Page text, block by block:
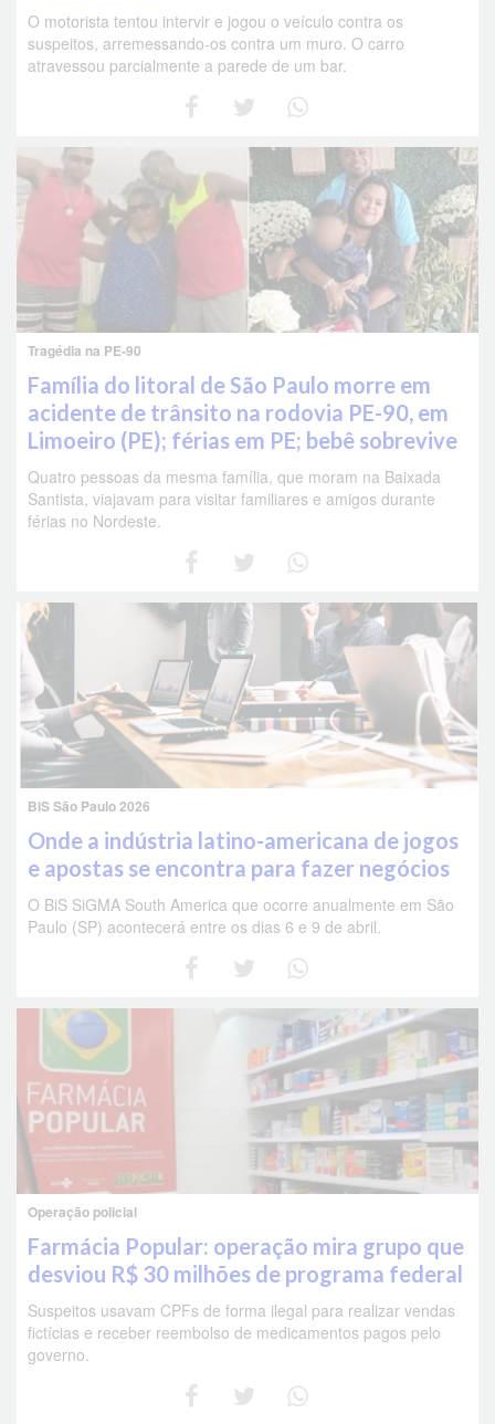
O motorista tentou intervir e jogou o veículo contra os
suspeitos, arremessando-os contra um muro. O carro
atravessou parcialmente a parede de um bar.
Tragédia na PE-90
Família do litoral de São Paulo morre em
acidente de trânsito na rodovia PE-90, em
Limoeiro (PE); férias em PE; bebê sobrevive
Quatro pessoas da mesma família, que moram na Baixada
Santista, viajavam para visitar familiares e amigos durante
férias no Nordeste.
BiS São Paulo 2026
Onde a indústria latino-americana de jogos
e apostas se encontra para fazer negócios
O BiS SiGMA South America que ocorre anualmente em São
Paulo (SP) acontecerá entre os dias 6 e 9 de abril.
Operação policial
Farmácia Popular: operação mira grupo que
desviou R$ 30 milhões de programa federal
Suspeitos usavam CPFs de forma ilegal para realizar vendas
fictícias e receber reembolso de medicamentos pagos pelo
governo.